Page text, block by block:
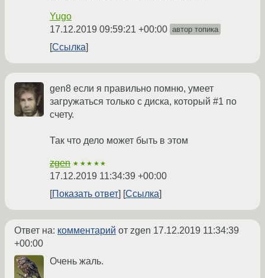
Yugo
17.12.2019 09:59:21 +00:00 автор топика
Ссылка
gen8 если я правильно помню, умеет
загружаться только с диска, который #1 по
счету.
Так что дело может быть в этом
zgen ★★★★★
17.12.2019 11:34:39 +00:00
Показать ответ
Ссылка
Ответ на: комментарий от zgen 17.12.2019 11:34:39
+00:00
Очень жаль.